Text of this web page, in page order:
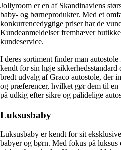
Jollyroom er en af Skandinaviens
baby- og børneprodukter. Med et
konkurrencedygtige priser har de
Kundeanmeldelser fremhæver
kundeservice.
I deres sortiment finder man
kendt for sin høje
bredt udvalg af Graco autostole, der
og præferencer, hvilket gør dem til
på udkig efter sikre og pålidelige
Luksusbaby
Luksusbaby er kendt for sit
babyer og børn. Med fokus på luksus